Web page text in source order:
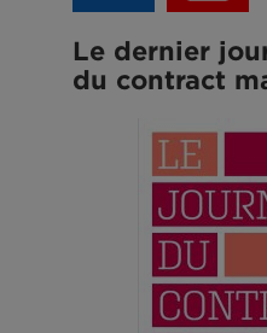
Le dernier
du contract